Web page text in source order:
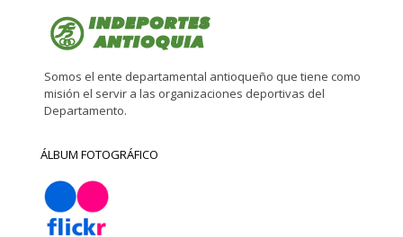
Somos el ente departamental antioqueño que tiene como
misión el servir a las organizaciones deportivas del
Departamento.
ÁLBUM FOTOGRÁFICO